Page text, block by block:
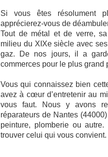
Si vous êtes résolument
apprécierez-vous de
Tout de métal et de verre,
milieu du XIXe siècle avec
gaz. De nos jours, il a
commerces pour le plus grand
Vous qui connaissez bien
avez à cœur d’entretenir au
vous faut. Nous y avons
réparateurs de Nantes
peinture, plomberie ou
trouver celui qui vous convient.